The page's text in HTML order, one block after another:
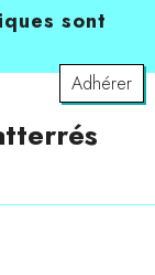
sont
Adhérer